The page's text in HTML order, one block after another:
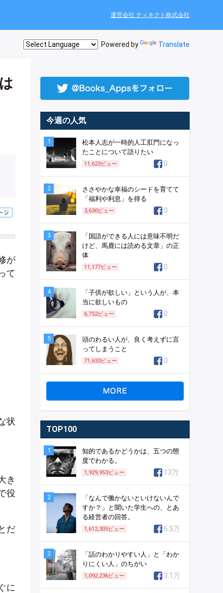
運営会社 ティネクト株式会社
Powered by Translate
が
て
状
き
役
だ
に
今週の人気
1
松本人志が一時的人工肛門になっ
たことについて語りたい
11,623ビュー 0
2
ささやかな幸福のシードを育てて
「福利や利息」を得る
3,630ビュー 0
3
「国語ができる人には意味不明だ
けど、馬鹿には読める文章」の正
体
11,177ビュー 0
4
「子供が欲しい」という人が、本
当に欲しいもの
6,752ビュー 0
5
頭のわるい人が、良く考えずに言
ってしまうこと
71,633ビュー 0
TOP100
1
知的であるかどうかは、五つの態
度でわかる。
1,929,953ビュー 13万
2
「なんで働かないといけないんで
すか？」と聞いた学生への、とあ
る経営者の回答。
1,612,305ビュー 6.5万
3
「話のわかりやすい人」と「わか
りにくい人」のちがい
1,092,236ビュー 3.1万